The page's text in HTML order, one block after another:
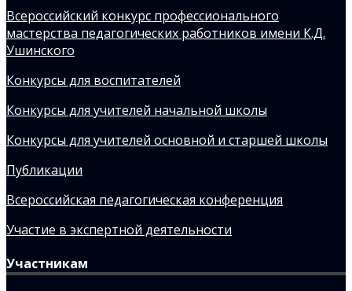
Всероссийский конкурс профессионального
мастерства педагогических работников имени К.Д.
Ушинского
Конкурсы для воспитателей
Конкурсы для учителей начальной школы
Конкурсы для учителей основной и старшей школы
Публикации
Всероссийская педагогическая конференция
Участие в экспертной деятельности
Участникам